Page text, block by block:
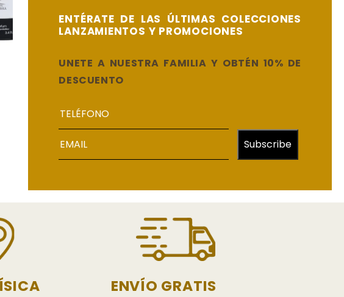
ENTÉRATE DE LAS ÚLTIMAS COLECCIONES
LANZAMIENTOS Y PROMOCIONES
UNETE A NUESTRA FAMILIA Y OBTÉN 10% DE
DESCUENTO
Subscribe
ENVÍO GRATIS